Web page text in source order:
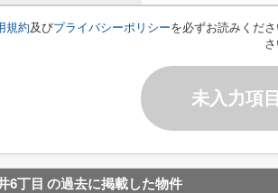
規約及びプライバシーポリシーを必ずお読みくだ
さ
未入力項
6丁目 の過去に掲載した物件